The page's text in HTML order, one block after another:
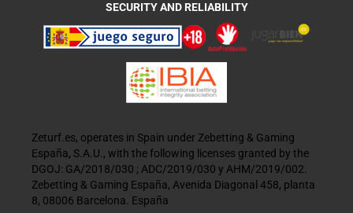
SECURITY AND RELIABILITY
Zeturf.es, operates in Spain under Zebetting & Gaming
España, S.A.U., with the following licenses granted by the
DGOJ: GA/2018/030 ; ADC/2019/030 y AHM/2019/002.
Zebetting & Gaming España, Avenida Diagonal 458, planta
8, 08006 Barcelona. España